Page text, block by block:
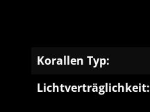
Korallen Typ:
Lichtverträglichkeit: